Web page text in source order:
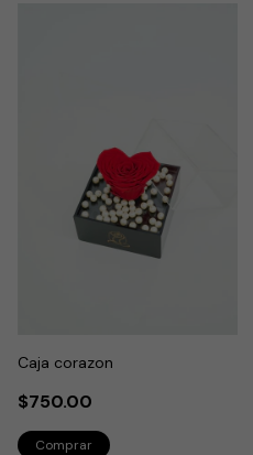
Caja corazon
$750.00